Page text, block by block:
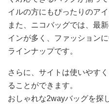
イルの方にもぴったりのア
また、ニコバッグでは、最
インが多く、ファッション
ラインナップです。
さらに、サイトは使いやす
ることができます。
おしゃれな2wayバッグを探